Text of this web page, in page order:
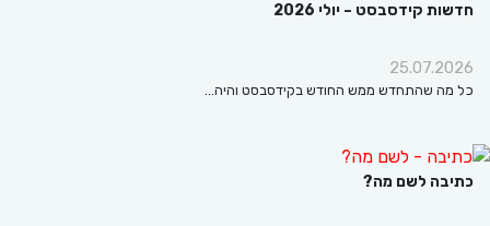
קידסבסט – יולי 2026
שהתחדש ממש החודש בקידסבסט והיה…
לשם מה?